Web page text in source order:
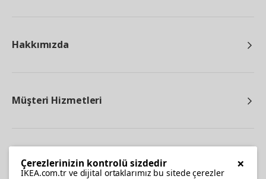
Hakkımızda
Müşteri Hizmetleri
×
Çerezlerinizin kontrolü sizdedir
IKEA.com.tr ve dijital ortaklarımız bu sitede çerezler